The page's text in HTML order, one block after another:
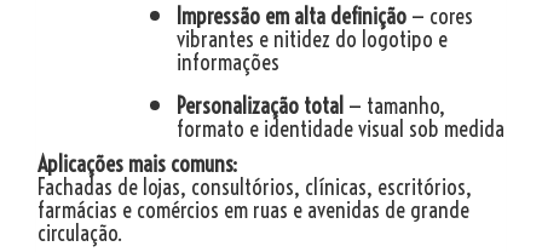
Impressão em alta definição — cores
vibrantes e nitidez do logotipo e
informações
Personalização total — tamanho,
formato e identidade visual sob medida
Aplicações mais comuns:
Fachadas de lojas, consultórios, clínicas, escritórios,
farmácias e comércios em ruas e avenidas de grande
circulação.